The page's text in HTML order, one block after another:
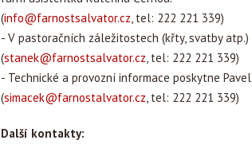
(info@farnostsalvator.cz, tel: 222 221 339)
- V pastoračních záležitostech (křty, svatby
(stanek@farnostsalvator.cz, tel: 222 221 339)
- Technické a provozní informace poskytne Pavel
(simacek@farnostalvator.cz, tel: 222 221 339)
Další kontakty: